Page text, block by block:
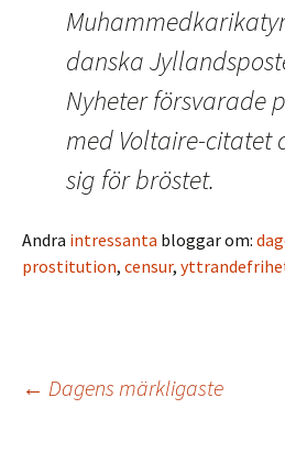
danska
Nyheter försvarade
med Voltaire-citatet
sig för bröstet.
Andra intressanta bloggar om:
prostitution, censur,
← Dagens märkligaste